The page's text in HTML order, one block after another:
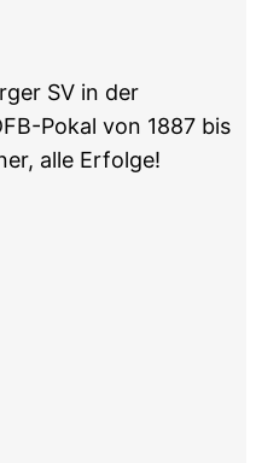
SV in der
Pokal von 1887 bis
alle Erfolge!